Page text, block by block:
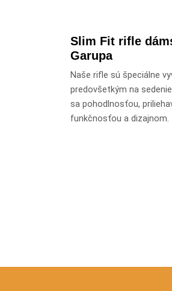
Slim Fit rifle
Garupa
Naše rifle sú špeciálne
predovšetkým na
sa pohodlnosťou,
funkčnosťou a dizajnom.